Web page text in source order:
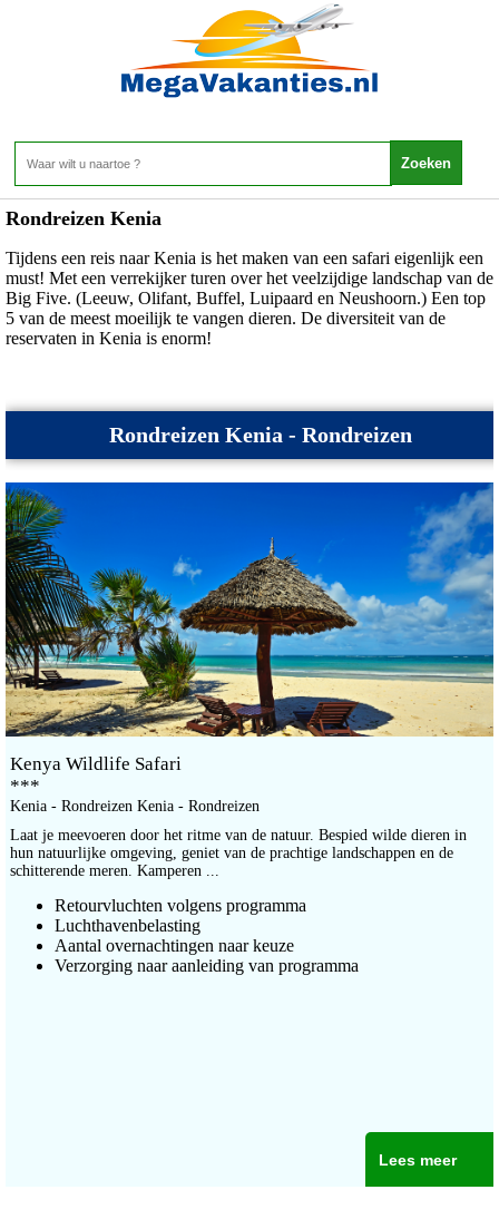
Home>Kenia> Rondreizen Kenia
Rondreizen Kenia
Tijdens een reis naar Kenia is het maken van een safari eigenlijk een
must! Met een verrekijker turen over het veelzijdige landschap van de
Big Five. (Leeuw, Olifant, Buffel, Luipaard en Neushoorn.) Een top
5 van de meest moeilijk te vangen dieren. De diversiteit van de
reservaten in Kenia is enorm!
Rondreizen Kenia - Rondreizen
Kenya Wildlife Safari
***
Kenia - Rondreizen Kenia - Rondreizen
Laat je meevoeren door het ritme van de natuur. Bespied wilde dieren in
hun natuurlijke omgeving, geniet van de prachtige landschappen en de
schitterende meren. Kamperen ...
Retourvluchten volgens programma
Luchthavenbelasting
Aantal overnachtingen naar keuze
Verzorging naar aanleiding van programma
Lees meer